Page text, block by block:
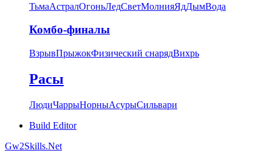
ТьмаАстралОгоньЛедСветМолнияЯдДымВода
Комбо-финалы
ВзрывПрыжокФизический снарядВихрь
Расы
ЛюдиЧаррыНорныАсурыСильвари
Build Editor
Gw2Skills.Net